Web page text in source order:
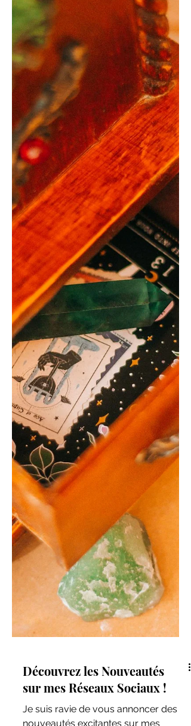
ont la capacité de brûler et couper le
feu ? 🔥 Ce don ancien est une
pratique énergétique puissante...